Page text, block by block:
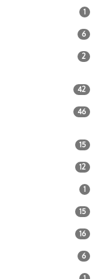
1
6
2
42
46
15
12
1
15
16
6